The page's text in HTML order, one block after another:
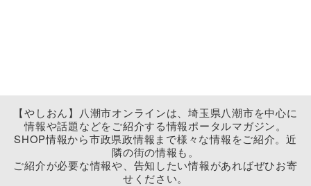
【やしおん】八潮市オンラインは、埼玉県八潮市を中心に
情報や話題などをご紹介する情報ポータルマガジン。
SHOP情報から市政県政情報まで様々な情報をご紹介。近
隣の街の情報も。
ご紹介が必要な情報や、告知したい情報があればぜひお寄
せください。